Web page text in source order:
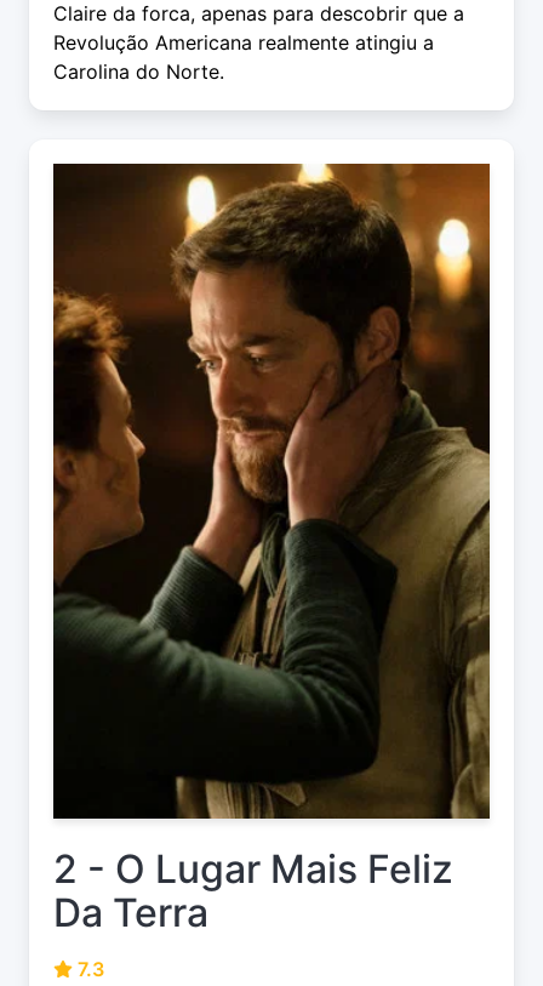
Claire da forca, apenas para descobrir que a
Revolução Americana realmente atingiu a
Carolina do Norte.
2 - O Lugar Mais Feliz
Da Terra
7.3